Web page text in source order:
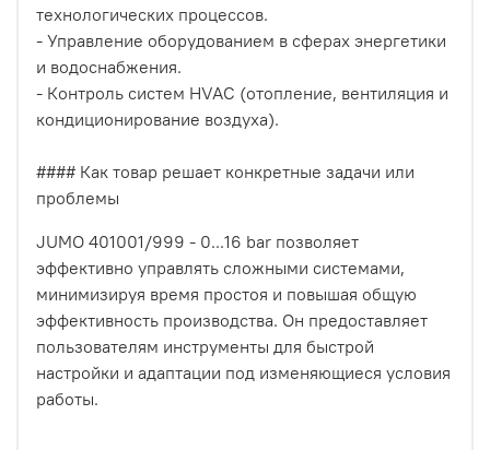
технологических процессов.
- Управление оборудованием в сферах энергетики
и водоснабжения.
- Контроль систем HVAC (отопление, вентиляция и
кондиционирование воздуха).
#### Как товар решает конкретные задачи или
проблемы
JUMO 401001/999 - 0...16 bar позволяет
эффективно управлять сложными системами,
минимизируя время простоя и повышая общую
эффективность производства. Он предоставляет
пользователям инструменты для быстрой
настройки и адаптации под изменяющиеся условия
работы.